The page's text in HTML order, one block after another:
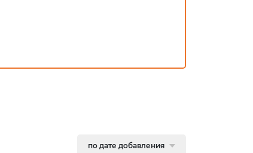
по дате добавления